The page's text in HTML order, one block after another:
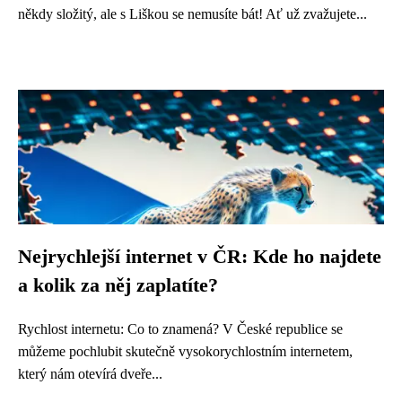
někdy složitý, ale s Liškou se nemusíte bát! Ať už zvažujete...
Nejrychlejší internet v ČR: Kde ho najdete
a kolik za něj zaplatíte?
Rychlost internetu: Co to znamená? V České republice se
můžeme pochlubit skutečně vysokorychlostním internetem,
který nám otevírá dveře...